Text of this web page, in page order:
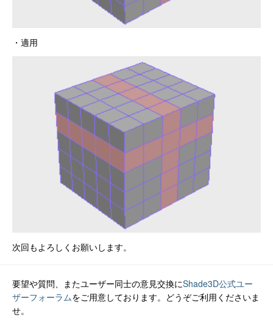
・適用
次回もよろしくお願いします。
要望や質問、またユーザー同士の意見交換にShade3D公式ユー
ザーフォーラムをご用意しております。どうぞご利用くださいま
せ。